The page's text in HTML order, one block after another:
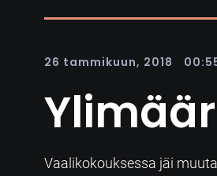
26 tammikuun, 2018
Vaalikokouksessa jäi